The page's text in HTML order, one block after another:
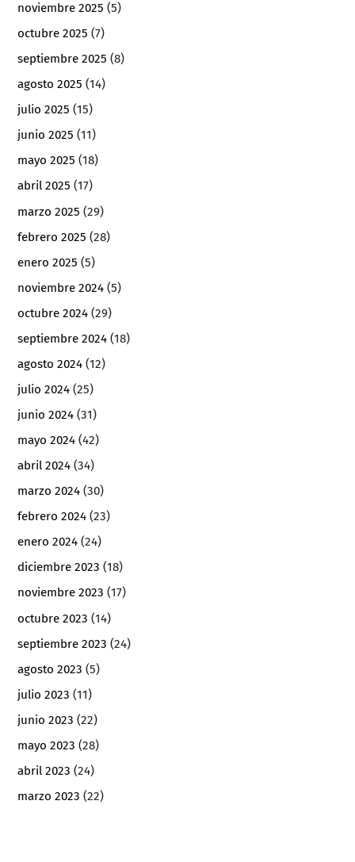
noviembre 2025 (5)
octubre 2025 (7)
septiembre 2025 (8)
agosto 2025 (14)
julio 2025 (15)
junio 2025 (11)
mayo 2025 (18)
abril 2025 (17)
marzo 2025 (29)
febrero 2025 (28)
enero 2025 (5)
noviembre 2024 (5)
octubre 2024 (29)
septiembre 2024 (18)
agosto 2024 (12)
julio 2024 (25)
junio 2024 (31)
mayo 2024 (42)
abril 2024 (34)
marzo 2024 (30)
febrero 2024 (23)
enero 2024 (24)
diciembre 2023 (18)
noviembre 2023 (17)
octubre 2023 (14)
septiembre 2023 (24)
agosto 2023 (5)
julio 2023 (11)
junio 2023 (22)
mayo 2023 (28)
abril 2023 (24)
marzo 2023 (22)